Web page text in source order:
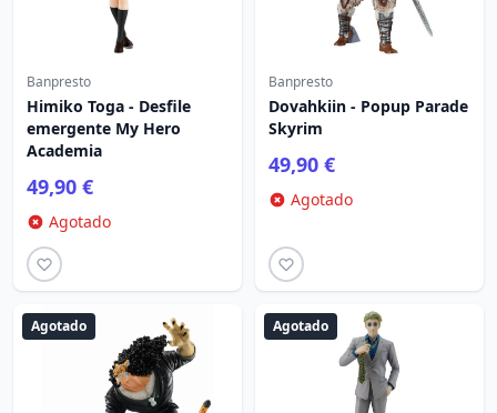
Banpresto
Himiko Toga - Desfile
emergente My Hero
Academia
49,90 €
Agotado
Banpresto
Dovahkiin - Popup Parade
Skyrim
49,90 €
Agotado
Agotado Agotado